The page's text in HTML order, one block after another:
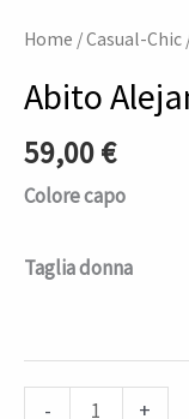
Home /Casual-Chic
Abito
59,00€
Colore capo
Taglia donna
-
quantità
+